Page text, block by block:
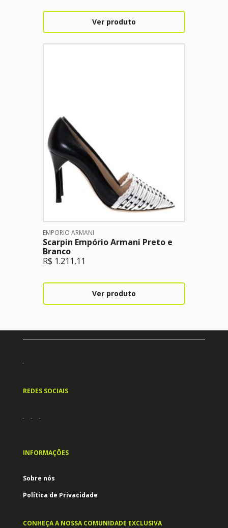
Ver produto
EMPORIO ARMANI
Scarpin Empório Armani Preto e
Branco
R$ 1.211,11
Ver produto
REDES SOCIAIS
INFORMAÇÕES
Sobre nós
Política de Privacidade